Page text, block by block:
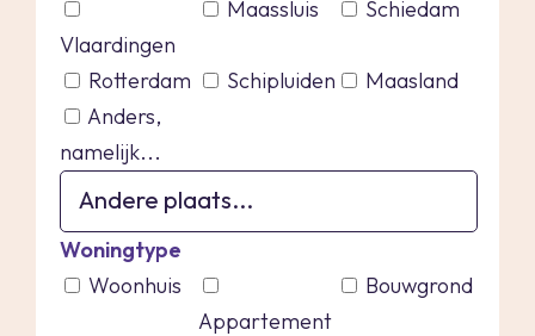
Vlaardingen
Maassluis Schiedam
Rotterdam Schipluiden
Maasland
Anders,
namelijk...
Woningtype
Woonhuis
Appartement
Bouwgrond